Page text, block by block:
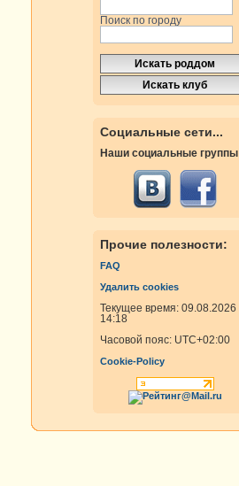
Поиск по городу
Социальные сети...
Наши социальные группы
Прочие полезности:
FAQ
Удалить cookies
Текущее время: 09.08.2026
14:18
Часовой пояс: UTC+02:00
Cookie-Policy